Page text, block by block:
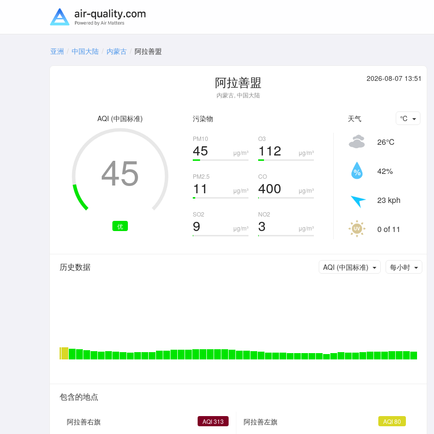
亚洲 中国大陆 内蒙古 阿拉善盟
阿拉善盟
内蒙古, 中国大陆
2026-08-07 13:51
AQI (中国标准)
优
45
污染物
PM10
μg/m³
45
O3
μg/m³
112
PM2.5
μg/m³
11
CO
μg/m³
400
SO2
μg/m³
9
NO2
μg/m³
3
天气 ℃
26℃
42%
23 kph
0 of 11
历史数据 每小时
AQI (中国标准)
包含的地点
阿拉善右旗 AQI 313 阿拉善左旗 AQI 80